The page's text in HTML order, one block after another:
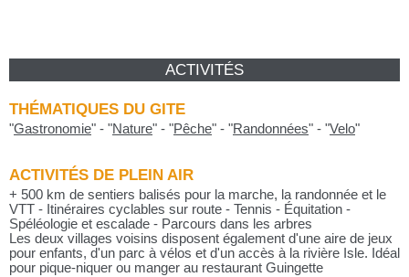
ACTIVITÉS
THÉMATIQUES DU GITE
"Gastronomie" - "Nature" - "Pêche" - "Randonnées" - "Velo"
ACTIVITÉS DE PLEIN AIR
+ 500 km de sentiers balisés pour la marche, la randonnée et le
VTT - Itinéraires cyclables sur route - Tennis - Équitation -
Spéléologie et escalade - Parcours dans les arbres
Les deux villages voisins disposent également d'une aire de jeux
pour enfants, d'un parc à vélos et d'un accès à la rivière Isle. Idéal
pour pique-niquer ou manger au restaurant Guingette